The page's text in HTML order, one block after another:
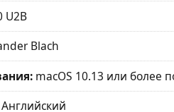
U2B
Blach
macOS 10.13 или более
Английский